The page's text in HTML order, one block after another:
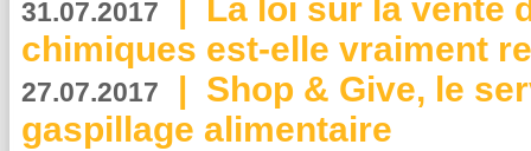
31.07.2017 | La loi sur la vente
chimiques est-elle vraiment
27.07.2017 | Shop & Give, le
gaspillage alimentaire